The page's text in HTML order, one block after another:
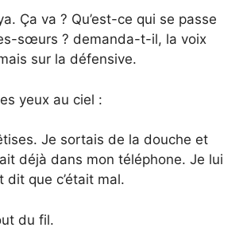
Ça va ? Qu’est-ce qui se passe
sœurs ? demanda-t-il, la voix
sur la défensive.
yeux au ciel :
Je sortais de la douche et
déjà dans mon téléphone. Je lui
dit que c’était mal.
du fil.